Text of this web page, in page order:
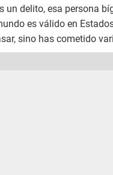
un delito, esa persona
es válido en
sino has cometido